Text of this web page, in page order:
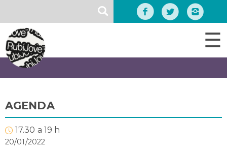
contingut
☰
AGENDA
17.30 a 19 h
20/01/2022